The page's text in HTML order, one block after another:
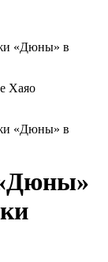
«Дюны» в
«Дюны» в